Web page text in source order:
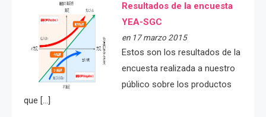
Resultados de la encuesta
YEA-SGC
en 17 marzo 2015
Estos son los resultados de la
encuesta realizada a nuestro
público sobre los productos
que […]